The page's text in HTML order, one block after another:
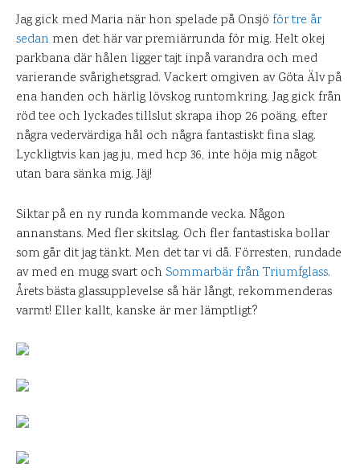
Jag gick med Maria när hon spelade på Onsjö för tre år
sedan men det här var premiärrunda för mig. Helt okej
parkbana där hålen ligger tajt inpå varandra och med
varierande svårighetsgrad. Vackert omgiven av Göta Älv på
ena handen och härlig lövskog runtomkring. Jag gick från
röd tee och lyckades tillslut skrapa ihop 26 poäng, efter
några vedervärdiga hål och några fantastiskt fina slag.
Lyckligtvis kan jag ju, med hcp 36, inte höja mig något
utan bara sänka mig. Jäj!
Siktar på en ny runda kommande vecka. Någon
annanstans. Med fler skitslag. Och fler fantastiska bollar
som går dit jag tänkt. Men det tar vi då. Förresten, rundade
av med en mugg svart och Sommarbär från Triumfglass.
Årets bästa glassupplevelse så här långt, rekommenderas
varmt! Eller kallt, kanske är mer lämptligt?